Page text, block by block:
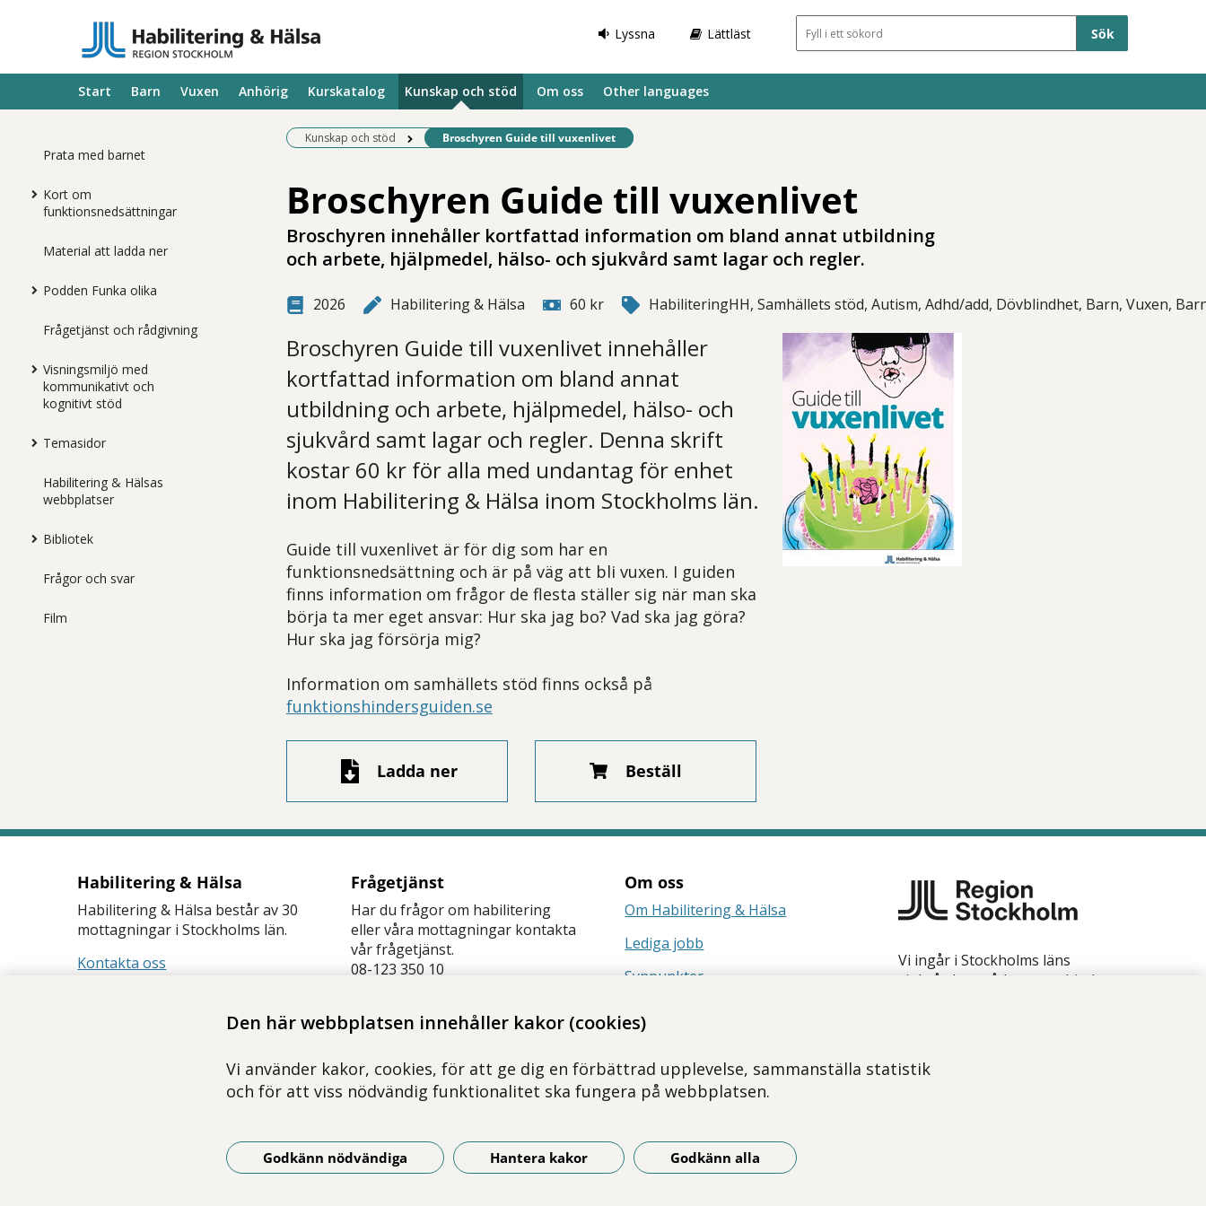
Den här webbplatsen innehåller kakor (cookies)
Vi använder kakor, cookies, för att ge dig en förbättrad upplevelse, sammanställa statistik
och för att viss nödvändig funktionalitet ska fungera på webbplatsen.
Godkänn nödvändiga Hantera kakor Godkänn alla
Lyssna Lättläst Sökfält
Start Barn Vuxen Anhörig Kurskatalog Kunskap och stöd Om oss Other languages
Prata med barnet
Kort om
funktionsnedsättningar
Material att ladda ner
Podden Funka olika
Frågetjänst och rådgivning
Visningsmiljö med
kommunikativt och
kognitivt stöd
Temasidor
Habilitering & Hälsas
webbplatser
Bibliotek
Frågor och svar
Film
Kunskap och stöd Befintlig sida:
Broschyren Guide till vuxenlivet
Broschyren Guide till vuxenlivet
Broschyren innehåller kortfattad information om bland annat utbildning
och arbete, hjälpmedel, hälso- och sjukvård samt lagar och regler.
2026 Habilitering & Hälsa 60 kr HabiliteringHH, Samhällets stöd, Autism, Adhd/add, Dövblindhet, Barn, Vuxen,
Broschyren Guide till vuxenlivet innehåller
kortfattad information om bland annat
utbildning och arbete, hjälpmedel, hälso- och
sjukvård samt lagar och regler. Denna skrift
kostar 60 kr för alla med undantag för enhet
inom Habilitering & Hälsa inom Stockholms län.
Guide till vuxenlivet är för dig som har en
funktionsnedsättning och är på väg att bli vuxen. I guiden
finns information om frågor de flesta ställer sig när man ska
börja ta mer eget ansvar: Hur ska jag bo? Vad ska jag göra?
Hur ska jag försörja mig?
Information om samhällets stöd finns också på
funktionshindersguiden.se
Ladda ner Beställ
Habilitering & Hälsa
Habilitering & Hälsa består av 30
mottagningar i Stockholms län.
Kontakta oss
Frågetjänst
Har du frågor om habilitering
eller våra mottagningar kontakta
vår frågetjänst.
08-123 350 10
Om oss
Om Habilitering & Hälsa
Lediga jobb
Synpunkter
Vi ingår i Stockholms läns
sjukvårdsområde som erbjuder
tagna av fotograf Yanan Li om